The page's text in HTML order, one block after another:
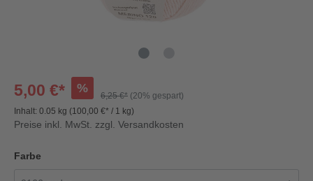
5,00 €* %
6,25 €* (20% gespart)
Inhalt: 0.05 kg (100,00 €* / 1 kg)
Preise inkl. MwSt. zzgl. Versandkosten
Farbe